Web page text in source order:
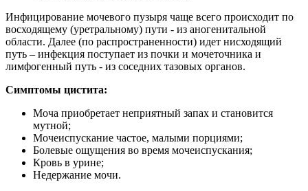
Инфицирование мочевого пузыря чаще всего происходит по
восходящему (уретральному) пути - из аногенитальной
области. Далее (по распространенности) идет нисходящий
путь – инфекция поступает из почки и мочеточника и
лимфогенный путь - из соседних тазовых органов.
Симптомы цистита:
Моча приобретает неприятный запах и становится
мутной;
Мочеиспускание частое, малыми порциями;
Болевые ощущения во время мочеиспускания;
Кровь в урине;
Недержание мочи.